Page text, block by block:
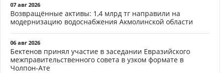
07 авг 2026
Возвращённые активы: 1,4 млрд тг направили на
модернизацию водоснабжения Акмолинской области
06 авг 2026
Бектенов принял участие в заседании Евразийского
межправительственного совета в узком формате в
Чолпон-Ате